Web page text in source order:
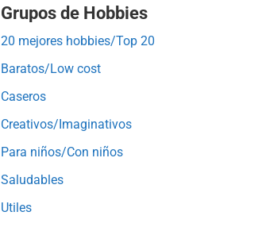
Grupos de Hobbies
20 mejores hobbies/Top 20
Baratos/Low cost
Caseros
Creativos/Imaginativos
Para niños/Con niños
Saludables
Utiles